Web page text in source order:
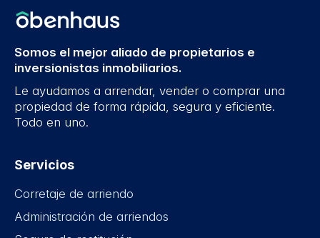
Somos el mejor aliado de propietarios e
inversionistas inmobiliarios.
Le ayudamos a arrendar, vender o comprar una
propiedad de forma rápida, segura y eficiente.
Todo en uno.
Servicios
Corretaje de arriendo
Administración de arriendos